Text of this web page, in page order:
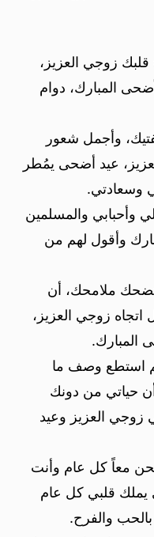
زوجي العزيز،
المبارك، دوام
وأجمل شعور
عيد أضحى يمُطر
وسعادتي.
وأحبابي والمسلمين
وأقول لهم من
ملامحك، أن
زوجي العزيز،
المبارك.
لم استطع وصف ما
حياتي من دونك
زوجي العزيز وعيد
معاً كل عام وأنت
يملك قلبي كل عام
والفرح.